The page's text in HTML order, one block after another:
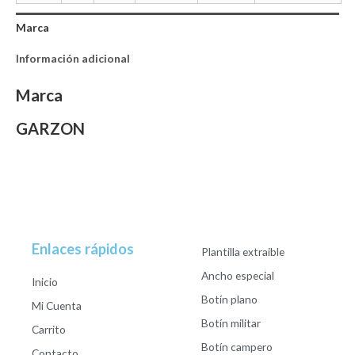
Marca
Información adicional
Marca
GARZON
Enlaces rápidos
Inicio
Mi Cuenta
Carrito
Plantilla extraible
Ancho especial
Botín plano
Botín militar
Botín campero